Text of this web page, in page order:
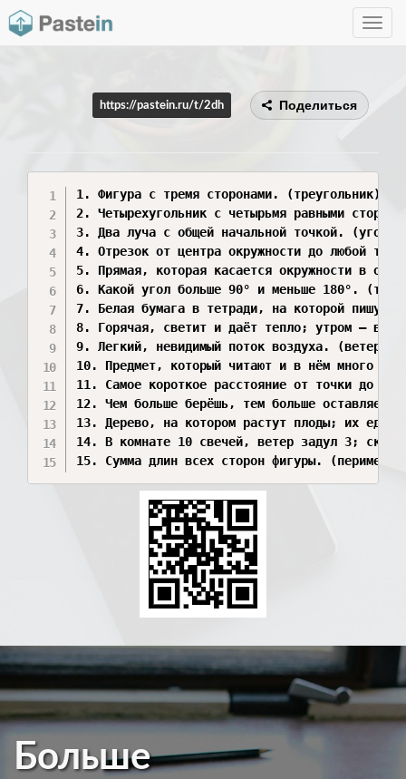
Toggle
https://pastein.ru/t/2dh Поделиться
1. Фигура с тремя сторонами. (треугольник)
2. Четырехугольник с четырьмя равными
3. Два луча с общей начальной точкой.
4. Отрезок от центра окружности до любой
5. Прямая, которая касается окружности в
6. Какой угол больше 90° и меньше 180°.
7. Белая бумага в тетради, на которой
8. Горячая, светит и даёт тепло; утром —
9. Легкий, невидимый поток воздуха. (ветер)
10. Предмет, который читают и в нём много
11. Самое короткое расстояние от точки до
12. Чем больше берёшь, тем больше
13. Дерево, на котором растут плоды; их
14. В комнате 10 свечей, ветер задул 3;
15. Сумма длин всех сторон фигуры. (периметр)
Больше